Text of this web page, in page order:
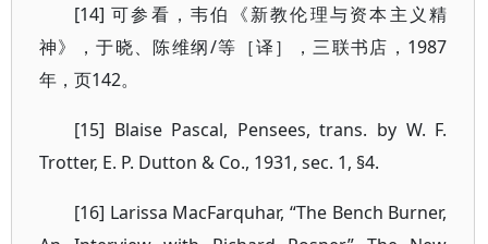
[14] 可参看，韦伯《新教伦理与资本主义精
神》，于晓、陈维纲/等［译］，三联书店，1987
年，页142。
[15] Blaise Pascal, Pensees, trans. by W. F.
Trotter, E. P. Dutton & Co., 1931, sec. 1, §4.
[16] Larissa MacFarquhar, “The Bench Burner,